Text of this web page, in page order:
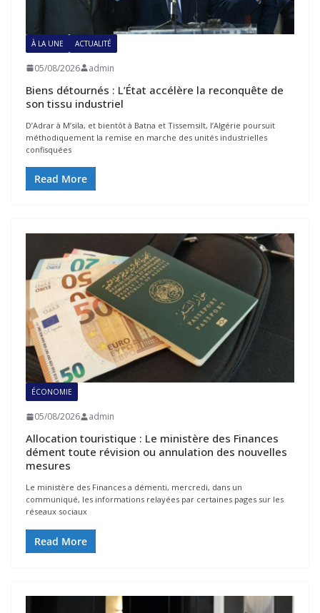
À LA UNE ACTUALITÉ
05/08/2026 admin
Biens détournés : L’État accélère la reconquête de
son tissu industriel
D’Adrar à M’sila, et bientôt à Batna et Tissemsilt, l’Algérie poursuit
méthodiquement la remise en marche des unités industrielles
confisquées
Read More
ÉCONOMIE
05/08/2026 admin
Allocation touristique : Le ministère des Finances
dément toute révision ou annulation des nouvelles
mesures
Le ministère des Finances a démenti, mercredi, dans un
communiqué, les informations relayées par certaines pages sur les
réseaux sociaux
Read More